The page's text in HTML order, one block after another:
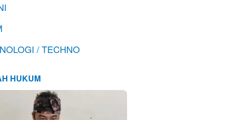
/ TECHNO
HUKUM